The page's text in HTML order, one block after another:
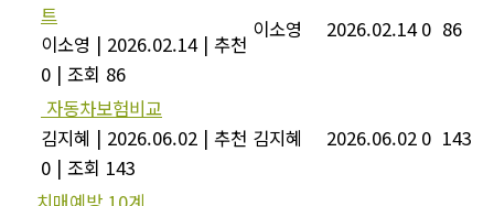
트
이소영 | 2026.02.14 | 추천
0 | 조회 86
이소영 2026.02.14 0 86
자동차보험비교
김지혜 | 2026.06.02 | 추천
0 | 조회 143
김지혜 2026.06.02 0 143